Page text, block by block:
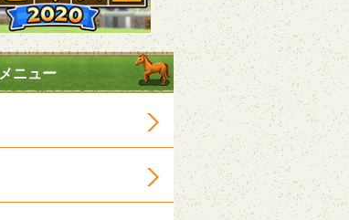
メニュー